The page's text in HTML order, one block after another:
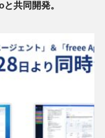
共同開発。